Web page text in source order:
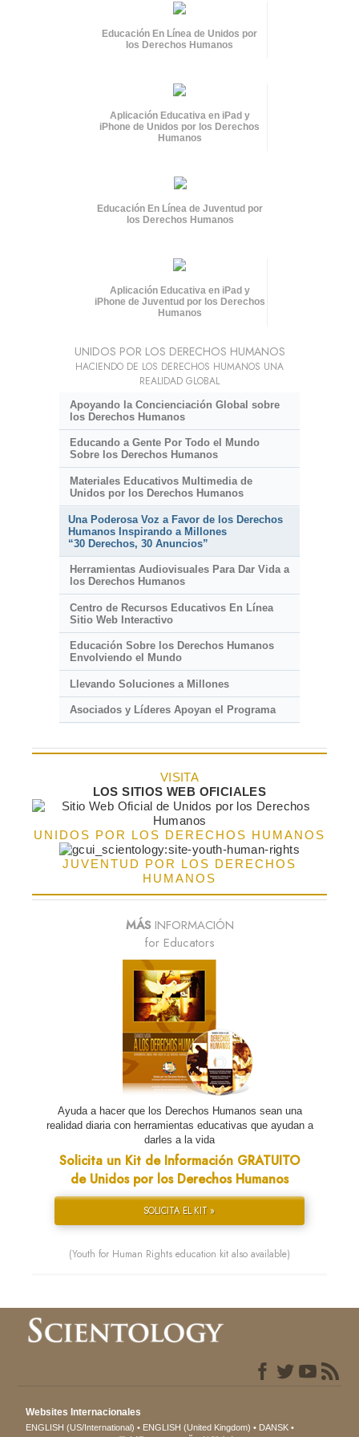
Educación En Línea de Unidos por
los Derechos Humanos
Aplicación Educativa en iPad y
iPhone de Unidos por los Derechos
Humanos
Educación En Línea de Juventud por
los Derechos Humanos
Aplicación Educativa en iPad y
iPhone de Juventud por los Derechos
Humanos
UNIDOS POR LOS DERECHOS HUMANOS
HACIENDO DE LOS DERECHOS HUMANOS UNA
REALIDAD GLOBAL
Apoyando la Concienciación Global sobre
los Derechos Humanos
Educando a Gente Por Todo el Mundo
Sobre los Derechos Humanos
Materiales Educativos Multimedia de
Unidos por los Derechos Humanos
Una Poderosa Voz a Favor de los Derechos
Humanos Inspirando a Millones
“30 Derechos, 30 Anuncios”
Herramientas Audiovisuales Para Dar Vida a
los Derechos Humanos
Centro de Recursos Educativos En Línea
Sitio Web Interactivo
Educación Sobre los Derechos Humanos
Envolviendo el Mundo
Llevando Soluciones a Millones
Asociados y Líderes Apoyan el Programa
VISITA
LOS SITIOS WEB OFICIALES
UNIDOS POR LOS DERECHOS HUMANOS
JUVENTUD POR LOS DERECHOS
HUMANOS
MÁSINFORMACIÓN
for Educators
Ayuda a hacer que los Derechos Humanos sean una
realidad diaria con herramientas educativas que ayudan a
darles a la vida
Solicita un Kit de Información GRATUITO
de Unidos por los Derechos Humanos
SOLICITA EL KIT »
(Youth for Human Rights education kit also available)
Websites Internacionales
ENGLISH (US/International) ENGLISH (United Kingdom)
DANSK